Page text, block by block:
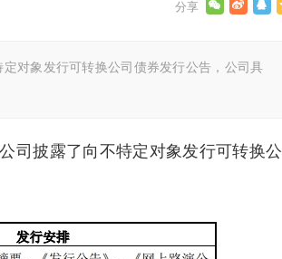
对象发行可转换公司债券发行公告，公司具
司披露了向不特定对象发行可转换公